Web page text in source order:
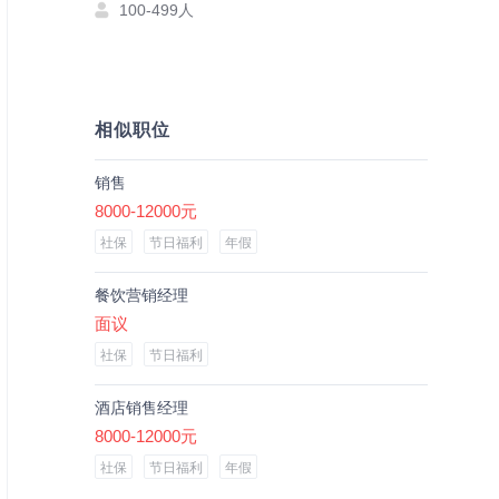
100-499人
相似职位
销售
8000-12000元
社保 节日福利 年假
餐饮营销经理
面议
社保 节日福利
酒店销售经理
8000-12000元
社保 节日福利 年假